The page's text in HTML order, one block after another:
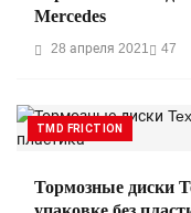
Mercedes
28 апреля 2021 47
TMD FRICTION
Тормозные диски